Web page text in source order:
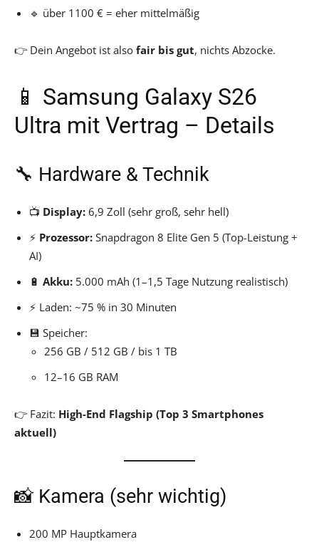
🔹 über 1100 € = eher mittelmäßig
👉 Dein Angebot ist also fair bis gut, nichts Abzocke.
📱 Samsung Galaxy S26
Ultra mit Vertrag – Details
🔧 Hardware & Technik
📺 Display: 6,9 Zoll (sehr groß, sehr hell)
⚡ Prozessor: Snapdragon 8 Elite Gen 5 (Top-Leistung +
AI)
🔋 Akku: 5.000 mAh (1–1,5 Tage Nutzung realistisch)
⚡ Laden: ~75 % in 30 Minuten
💾 Speicher:
256 GB / 512 GB / bis 1 TB
12–16 GB RAM
👉 Fazit: High-End Flagship (Top 3 Smartphones
aktuell)
📸 Kamera (sehr wichtig)
200 MP Hauptkamera